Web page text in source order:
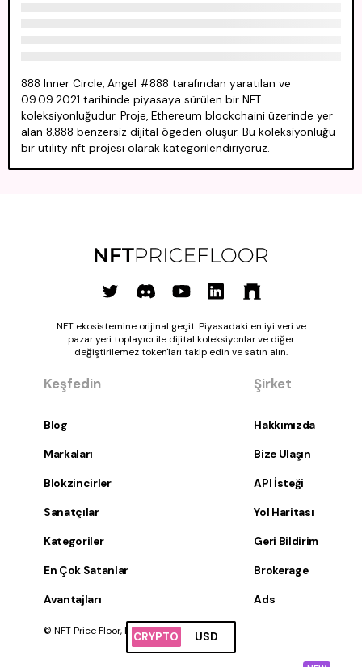
CRYPTO USD
888 Inner Circle, Angel #888 tarafından yaratılan ve
09.09.2021 tarihinde piyasaya sürülen bir NFT
koleksiyonluğudur. Proje, Ethereum blockchaini üzerinde yer
alan 8,888 benzersiz dijital ögeden oluşur. Bu koleksiyonluğu
bir utility nft projesi olarak kategorilendiriyoruz.
NFT ekosistemine orijinal geçit. Piyasadaki en iyi veri ve
pazar yeri toplayıcı ile dijital koleksiyonlar ve diğer
değiştirilemez token'ları takip edin ve satın alın.
Keşfedin
Blog
Markaları
Blokzincirler
Sanatçılar
Kategoriler
En Çok Satanlar
Avantajları
Şirket
Hakkımızda
Bize Ulaşın
API İsteği
Yol Haritası
Geri Bildirim
Brokerage
Ads
© NFT Price Floor, Inc. Tüm hakları saklıdır.